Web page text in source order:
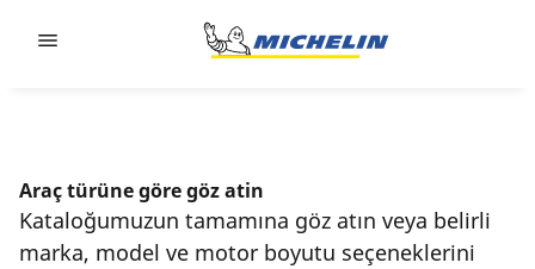
Araç türüne göre göz atin
Kataloğumuzun tamamına göz atın veya belirli
marka, model ve motor boyutu seçeneklerini